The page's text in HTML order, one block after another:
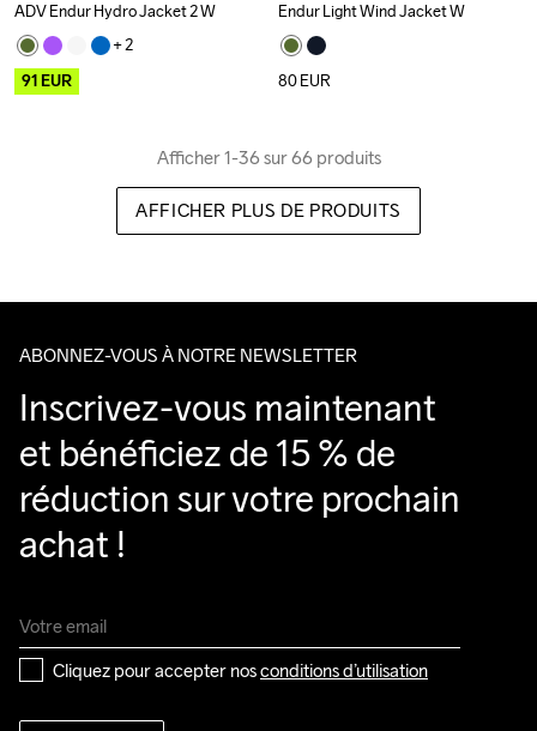
Outlet
ADV Endur Hydro Jacket 2 W
+ 2
91 EUR
Endur Light Wind Jacket W
80EUR
Afficher 1-36 sur 66 produits
AFFICHER PLUS DE PRODUITS
ABONNEZ-VOUS À NOTRE NEWSLETTER
Inscrivez-vous maintenant
et bénéficiez de 15 % de
réduction sur votre prochain
achat !
Cliquez pour accepter nos conditions d’utilisation